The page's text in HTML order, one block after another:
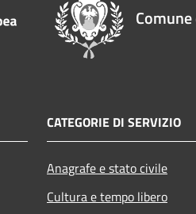
CATEGORIE DI SERVIZIO
Anagrafe e stato civile
Cultura e tempo libero